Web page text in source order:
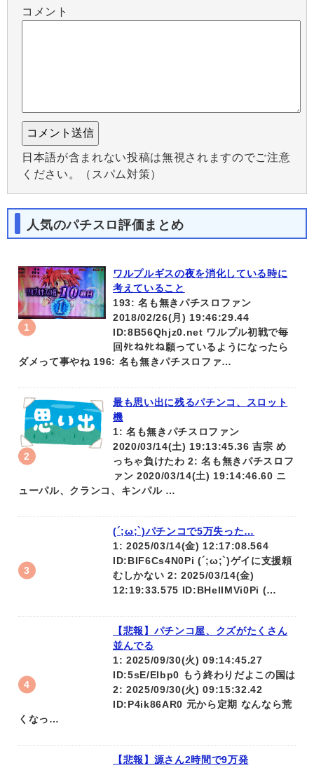
コメント
日本語が含まれない投稿は無視されますのでご注意
ください。（スパム対策）
人気のパチスロ評価まとめ
ワルプルギスの夜を消化している時に
考えていること
193: 名も無きパチスロファン
2018/02/26(月) 19:46:29.44
ID:8B56Qhjz0.net ワルプル初戦で毎
回ﾀﾋねﾀﾋね願っているようになったら
ダメって事やね 196: 名も無きパチスロファ…
最も思い出に残るパチンコ、スロット
機
1: 名も無きパチスロファン
2020/03/14(土) 19:13:45.36 吉宗 め
っちゃ負けたわ 2: 名も無きパチスロフ
ァン 2020/03/14(土) 19:14:46.60 ニ
ューパル、クランコ、キンパル …
(´;ω;`)パチンコで5万失った…
1: 2025/03/14(金) 12:17:08.564
ID:BIF6Cs4N0Pi (´;ω;`)ゲイに支援頼
むしかない 2: 2025/03/14(金)
12:19:33.575 ID:BHeIIMVi0Pi (…
【悲報】パチンコ屋、クズがたくさん
並んでる
1: 2025/09/30(火) 09:14:45.27
ID:5sE/EIbp0 もう終わりだよこの国は
2: 2025/09/30(火) 09:15:32.42
ID:P4ik86AR0 元から定期 なんなら荒
くなっ…
【悲報】源さん2時間で9万発